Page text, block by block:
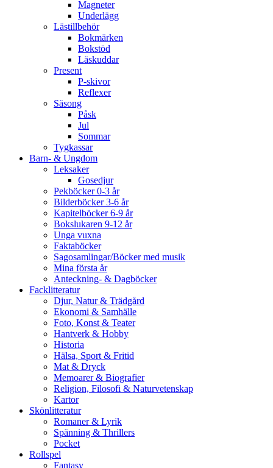
Magneter
Underlägg
Lästillbehör
Bokmärken
Bokstöd
Läskuddar
Present
P-skivor
Reflexer
Säsong
Påsk
Jul
Sommar
Tygkassar
Barn- & Ungdom
Leksaker
Gosedjur
Pekböcker 0-3 år
Bilderböcker 3-6 år
Kapitelböcker 6-9 år
Bokslukaren 9-12 år
Unga vuxna
Faktaböcker
Sagosamlingar/Böcker med musik
Mina första år
Anteckning- & Dagböcker
Facklitteratur
Djur, Natur & Trädgård
Ekonomi & Samhälle
Foto, Konst & Teater
Hantverk & Hobby
Historia
Hälsa, Sport & Fritid
Mat & Dryck
Memoarer & Biografier
Religion, Filosofi & Naturvetenskap
Kartor
Skönlitteratur
Romaner & Lyrik
Spänning & Thrillers
Pocket
Rollspel
Fantasy